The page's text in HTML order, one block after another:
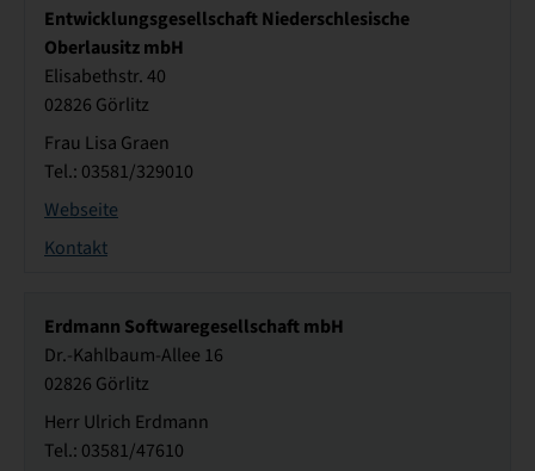
Entwicklungsgesellschaft Niederschlesische
Oberlausitz mbH
Elisabethstr. 40
02826 Görlitz
Frau Lisa Graen
Tel.: 03581/329010
Webseite
Kontakt
Erdmann Softwaregesellschaft mbH
Dr.-Kahlbaum-Allee 16
02826 Görlitz
Herr Ulrich Erdmann
Tel.: 03581/47610